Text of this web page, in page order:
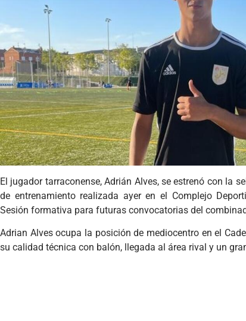
El jugador tarraconense, Adrián Alves, se estrenó con la
de entrenamiento realizada ayer en el Complejo
Sesión formativa para futuras convocatorias del
Adrian Alves ocupa la posición de mediocentro en el
su calidad técnica con balón, llegada al área rival y un